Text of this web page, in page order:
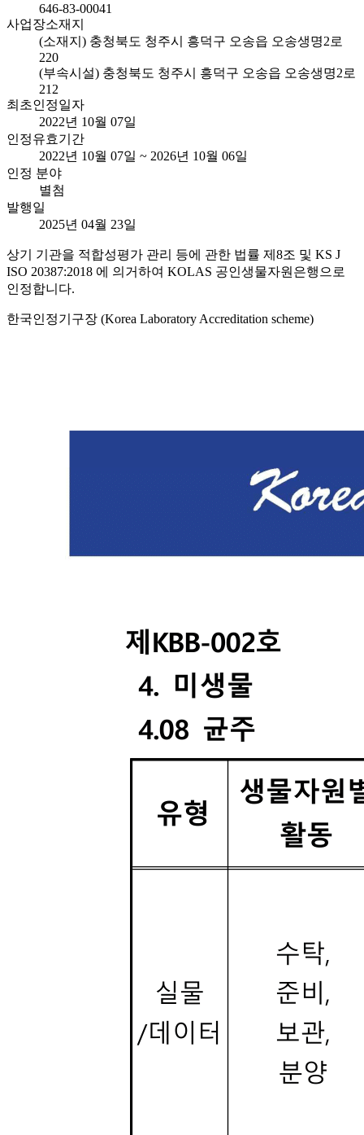
646-83-00041
사업장소재지
(소재지) 충청북도 청주시 흥덕구 오송읍 오송생명2로
220
(부속시설) 충청북도 청주시 흥덕구 오송읍 오송생명2로
212
최초인정일자
2022년 10월 07일
인정유효기간
2022년 10월 07일 ~ 2026년 10월 06일
인정 분야
별첨
발행일
2025년 04월 23일
상기 기관을 적합성평가 관리 등에 관한 법률 제8조 및 KS J
ISO 20387:2018 에 의거하여 KOLAS 공인생물자원은행으로
인정합니다.
한국인정기구장 (Korea Laboratory Accreditation scheme)